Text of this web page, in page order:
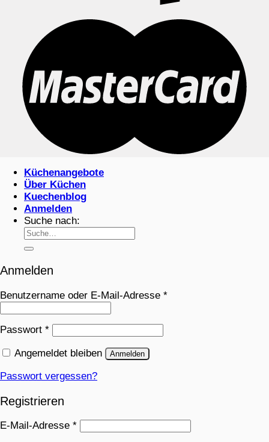
Küchenangebote
Über Küchen
Kuechenblog
Anmelden
Suche nach:
Anmelden
Benutzername oder E-Mail-Adresse *
Passwort *
Angemeldet bleiben Anmelden
Passwort vergessen?
Registrieren
E-Mail-Adresse *